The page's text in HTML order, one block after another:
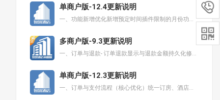
单商户版-12.4更新说明
一、功能新增优化新增预定时间插件限制的月份功能新增预定时间插件最大预定天数功能新增远期房态批量锁房功
多商户版-9.3更新说明
一、订单与退款- 订单退款显示与退款金额持久化修复- 入住和换房成功后保持刷新当前页不跳转二、天地图
单商户版-12.3更新说明
一、订单与支付流程（核心优化）统一订房、酒店超市、积分商城、砍价活动、特殊卡、会议室等全部支付页面为

